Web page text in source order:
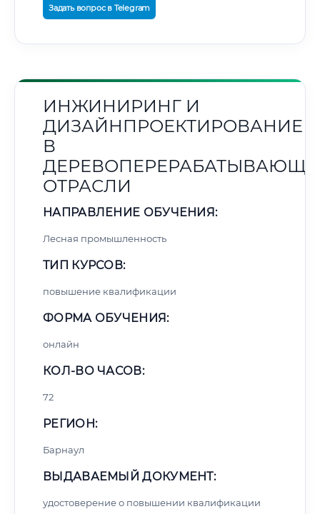
Задать вопрос в Telegram
ИНЖИНИРИНГ И
ДИЗАЙНПРОЕКТИРОВАНИЕ
В
ОТРАСЛИ
НАПРАВЛЕНИЕ ОБУЧЕНИЯ:
Лесная промышленность
ТИП КУРСОВ:
повышение квалификации
ФОРМА ОБУЧЕНИЯ:
онлайн
КОЛ-ВО ЧАСОВ:
72
РЕГИОН:
Барнаул
ВЫДАВАЕМЫЙ ДОКУМЕНТ:
удостоверение о повышении квалификации